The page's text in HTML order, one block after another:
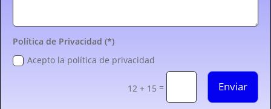
Política de Privacidad (*)
Acepto la política de privacidad
12 + 15 = Enviar